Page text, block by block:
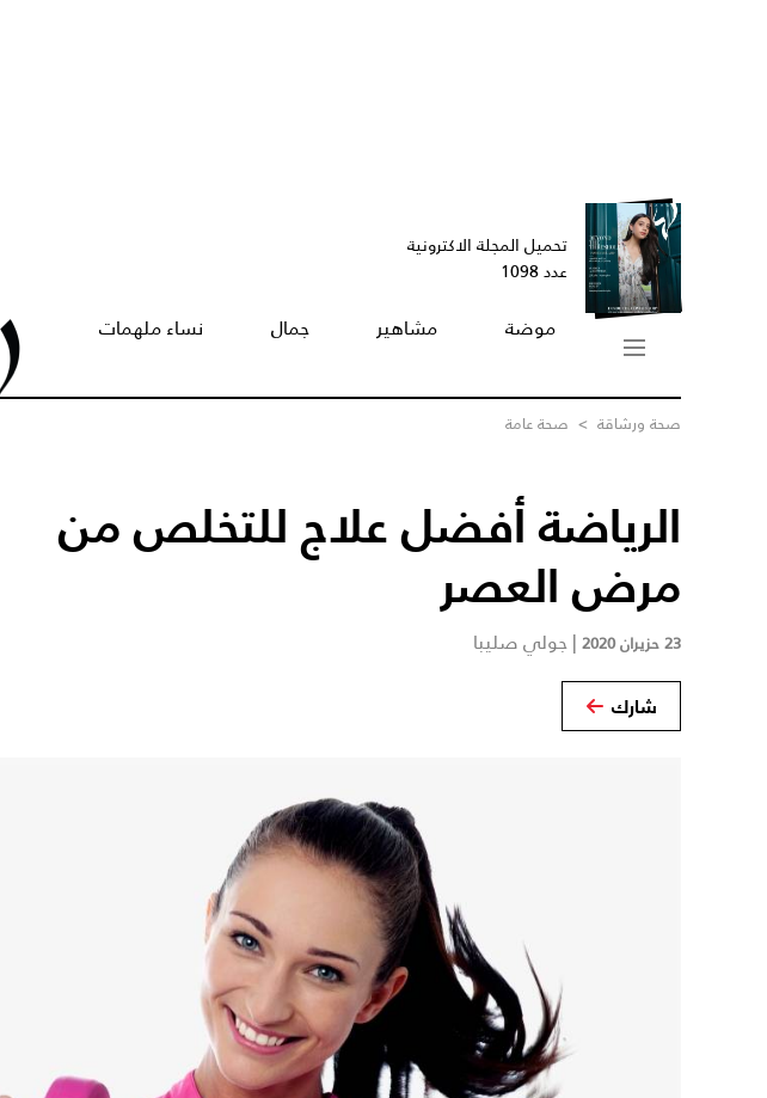
تحميل المجلة الاكترونية
عدد 1098
موضة مشاهير جمال نساء ملهمات
صحة ورشاقة > صحة عامة
الرياضة أفضل علاج للتخلص من
مرض العصر
23 حزيران 2020 | جولي صليبا
شارك